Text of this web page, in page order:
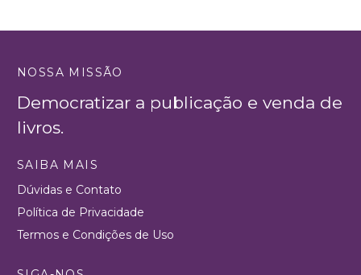
NOSSA MISSÃO
Democratizar a publicação e venda de
livros.
SAIBA MAIS
Dúvidas e Contato
Política de Privacidade
Termos e Condições de Uso